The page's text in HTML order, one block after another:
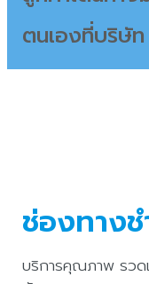
ตนเองที่บริษัท
ช่องทางช
บริการคุณภาพ รวดเ